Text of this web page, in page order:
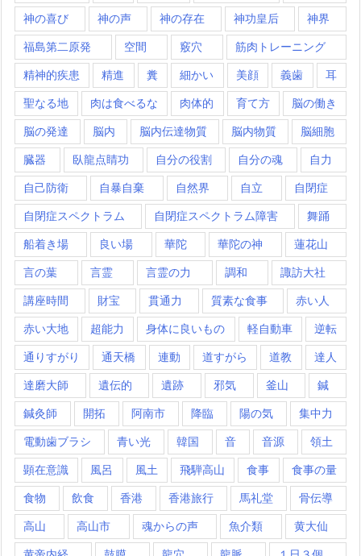
神の喜び 神の声 神の存在 神功皇后 神界
福島第二原発 空間 竅穴 筋肉トレーニング
精神的疾患 精進 糞 細かい 美顔 義歯 耳
聖なる地 肉は食べるな 肉体的 育て方 脳の働き
脳の発達 脳内 脳内伝達物質 脳内物質 脳細胞
臓器 臥龍点睛功 自分の役割 自分の魂 自力
自己防衛 自暴自棄 自然界 自立 自閉症
自閉症スペクトラム 自閉症スペクトラム障害 舞踊
船着き場 良い場 華陀 華陀の神 蓮花山
言の葉 言霊 言霊の力 調和 諏訪大社
講座時間 財宝 貫通力 質素な食事 赤い人
赤い大地 超能力 身体に良いもの 軽自動車 逆転
通りすがり 通天橋 連動 道すがら 道教 達人
達磨大師 遺伝的 遺跡 邪気 釜山 鍼
鍼灸師 開拓 阿南市 降臨 陽の気 集中力
電動歯ブラシ 青い光 韓国 音 音源 領土
顕在意識 風呂 風土 飛騨高山 食事 食事の量
食物 飲食 香港 香港旅行 馬礼堂 骨伝導
高山 高山市 魂からの声 魚介類 黄大仙